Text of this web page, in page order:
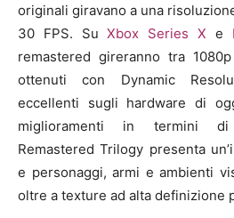
originali giravano a una
30 FPS. SuXbox Series X e
remastered gireranno tra
ottenuti con Dynamic
eccellenti sugli hardware di
miglioramenti in termini di
Remastered Trilogy presenta
e personaggi, armi e ambienti
oltre a texture ad alta definizione